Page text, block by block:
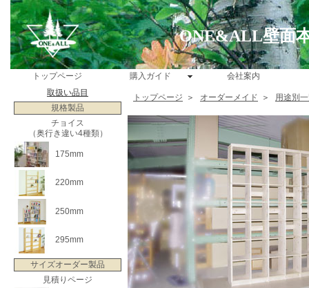
ONE&ALL壁面
トップページ 購入ガイド
会社案内
取扱い品目
規格製品
チョイス
（奥行き違い4種類）
175mm
220mm
250mm
295mm
サイズオーダー製品
見積りページ
トップページ ＞ オーダーメイド ＞ 用途別